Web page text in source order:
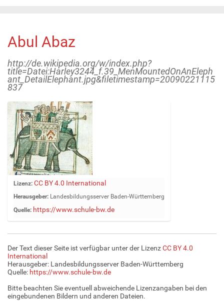
Abul Abaz
http://de.wikipedia.org/w/index.php?
title=Datei:Harley3244_f.39_MenMountedOnAnEleph
ant_DetailElephant.jpg&filetimestamp=20090221115
837
Z
e
g
e
B
l
d
i
v
Lizenz: CC BY 4.0 International
Herausgeber: Landesbildungsserver Baden-Württemberg
Quelle: https://www.schule-bw.de
Der Text dieser Seite ist verfügbar unter der LizenzCC BY 4.0
International
Herausgeber: Landesbildungsserver Baden-Württemberg
Quelle: https://www.schule-bw.de
Bitte beachten Sie eventuell abweichende Lizenzangaben bei den
eingebundenen Bildern und anderen Dateien.